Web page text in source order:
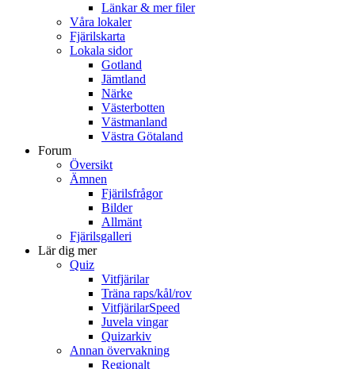
Länkar & mer filer
Våra lokaler
Fjärilskarta
Lokala sidor
Gotland
Jämtland
Närke
Västerbotten
Västmanland
Västra Götaland
Forum
Översikt
Ämnen
Fjärilsfrågor
Bilder
Allmänt
Fjärilsgalleri
Lär dig mer
Quiz
Vitfjärilar
Träna raps/kål/rov
VitfjärilarSpeed
Juvela vingar
Quizarkiv
Annan övervakning
Regionalt